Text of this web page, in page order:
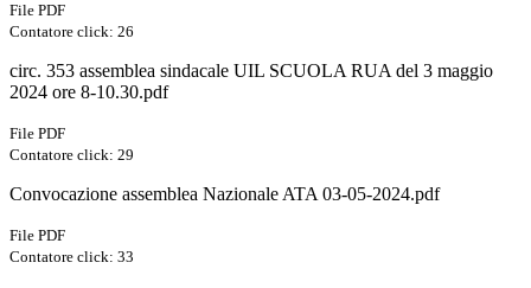
File PDF
Contatore click: 26
circ. 353 assemblea sindacale UIL SCUOLA RUA del 3 maggio
2024 ore 8-10.30.pdf
File PDF
Contatore click: 29
Convocazione assemblea Nazionale ATA 03-05-2024.pdf
File PDF
Contatore click: 33